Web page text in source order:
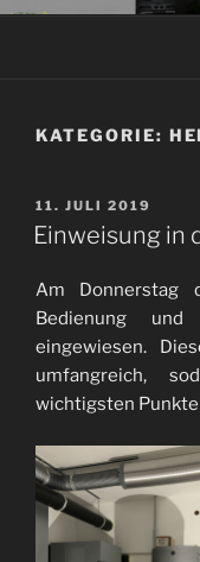
KATEGORIE:
VERÖFFENTLICHT
AM
11. JULI 2019
Einweisung in
Am
Bedienung und
eingewiesen.
umfangreich,
wichtigsten